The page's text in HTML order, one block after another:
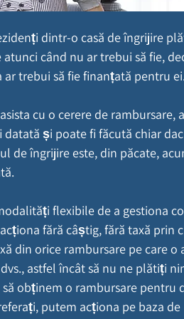
dintr-o casă de îngrijire
când nu ar trebui să fie,
ar trebui să fie finanțată pentru
cu o cerere de rambursare,
datată și poate fi făcută chiar
de îngrijire este, din păcate,
flexibile de a gestiona
fără câștig, fără taxă prin
din orice rambursare pe care o
astfel încât să nu ne plătiți
obținem o rambursare pentru
putem acționa pe baza de